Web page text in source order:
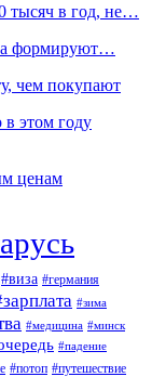
тысяч в год, не…
формируют…
чем покупают
этом году
ценам
#виза #германия
#зима
#медицина #минск
#падение
#потоп #путешествие